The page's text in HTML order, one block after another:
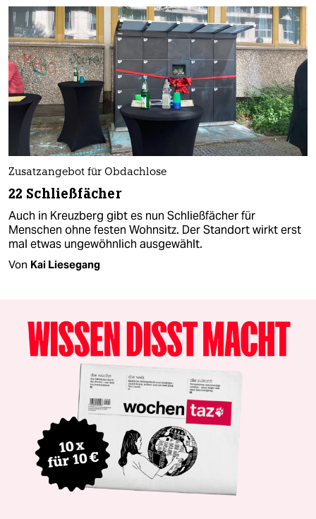
Zusatzangebot für Obdachlose
22 Schließfächer
Auch in Kreuzberg gibt es nun Schließfächer für
Menschen ohne festen Wohnsitz. Der Standort wirkt erst
mal etwas ungewöhnlich ausgewählt.
Von Kai Liesegang